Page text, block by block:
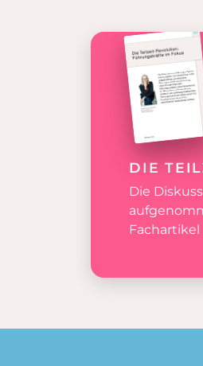
DIE
Die
Fachartikel